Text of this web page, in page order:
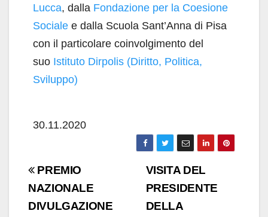
Lucca, dalla Fondazione per la Coesione
Sociale e dalla Scuola Sant’Anna di Pisa
con il particolare coinvolgimento del
suo Istituto Dirpolis (Diritto, Politica,
Sviluppo)
30.11.2020
Navigazione
articoli
VISITA DEL
PRESIDENTE
DELLA
PREMIO
NAZIONALE
DIVULGAZIONE